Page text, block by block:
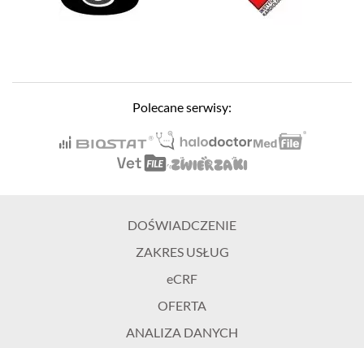
Polecane serwisy:
DOŚWIADCZENIE
ZAKRES USŁUG
eCRF
OFERTA
ANALIZA DANYCH